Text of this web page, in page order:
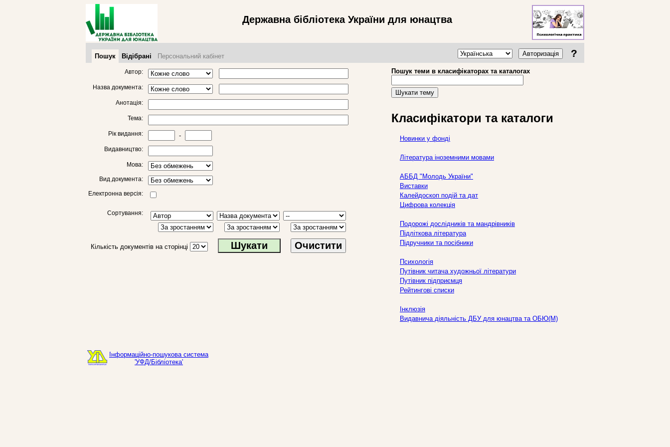
Державна бібліотека України для юнацтва
Пошук Відібрані Персональний кабінет Авторизація ?
Автор:
Назва документа:
Анотація:
Тема:
Рік видання: -
Видавництво:
Мова:
Вид документа:
Електронна версія:
Сортування:
Кількість документів на сторінці Очистити
Пошук теми в класифікаторах та каталогах
Шукати тему
Класифікатори та каталоги
Новинки у фонді
Література іноземними мовами
АББД "Молодь України"
Виставки
Калейдоскоп подій та дат
Цифрова колекція
Подорожі дослідників та мандрівників
Підліткова література
Підручники та посібники
Психологія
Путівник читача художньої літератури
Путівник підприємця
Рейтингові списки
Інклюзія
Видавнича діяльність ДБУ для юнацтва та ОБЮ(М)
Інформаційно-пошукова система
'УФД/Бібліотека'